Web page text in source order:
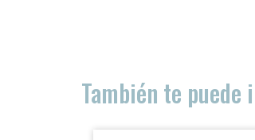
También te puede